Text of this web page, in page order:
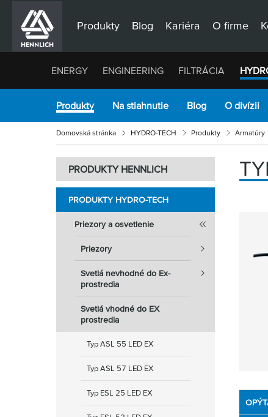
Produkty Blog Kariéra O firme
ENERGY ENGINEERING FILTRÁCIA
Produkty Na stiahnutie Blog O divízii
Domovská stránka HYDRO-TECH Produkty Armatúry
PRODUKTY HENNLICH
PRODUKTY HYDRO-TECH
Priezory a osvetlenie
Priezory
Svetlá nevhodné do Ex-
prostredia
Svetlá vhodné do EX
prostredia
Typ ASL 55 LED EX
Typ ASL 57 LED EX
Typ ESL 25 LED EX